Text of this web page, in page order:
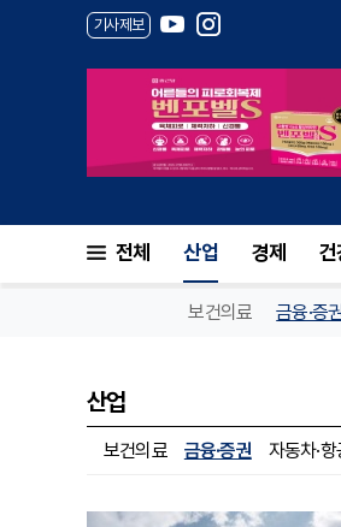
기사제보
전체 산업 경제 건
보건의료 금융·증
산업
보건의료 금융·증권 자동차·항